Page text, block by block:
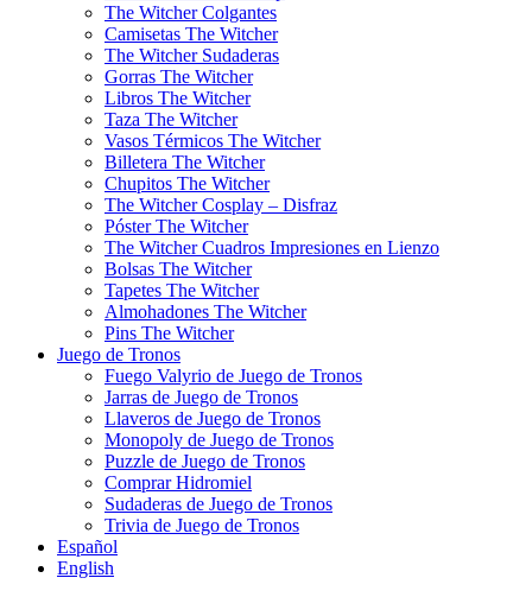
The Witcher Colgantes
Camisetas The Witcher
The Witcher Sudaderas
Gorras The Witcher
Libros The Witcher
Taza The Witcher
Vasos Térmicos The Witcher
Billetera The Witcher
Chupitos The Witcher
The Witcher Cosplay – Disfraz
Póster The Witcher
The Witcher Cuadros Impresiones en Lienzo
Bolsas The Witcher
Tapetes The Witcher
Almohadones The Witcher
Pins The Witcher
Juego de Tronos
Fuego Valyrio de Juego de Tronos
Jarras de Juego de Tronos
Llaveros de Juego de Tronos
Monopoly de Juego de Tronos
Puzzle de Juego de Tronos
Comprar Hidromiel
Sudaderas de Juego de Tronos
Trivia de Juego de Tronos
Español
English